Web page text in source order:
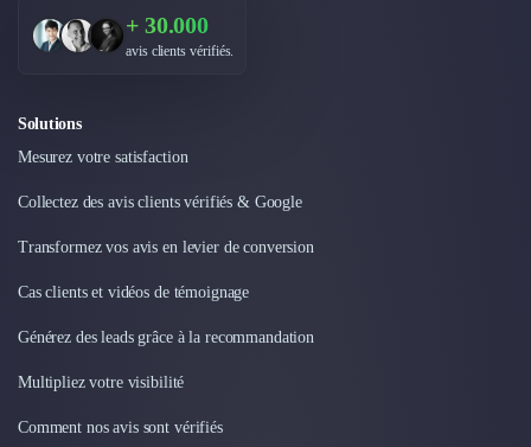
+ 30.000
avis clients vérifiés.
Solutions
Mesurez votre satisfaction
Collectez des avis clients vérifiés & Google
Transformez vos avis en levier de conversion
Cas clients et vidéos de témoignage
Générez des leads grâce à la recommandation
Multipliez votre visibilité
Comment nos avis sont vérifiés